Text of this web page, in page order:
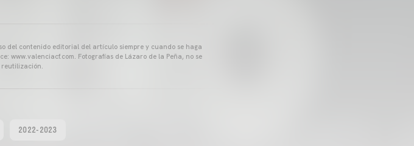
del contenido editorial del artículo siempre y cuando se haga
www.valenciacf.com. Fotografías de Lázaro de la Peña, no se
reutilización.
2022-2023